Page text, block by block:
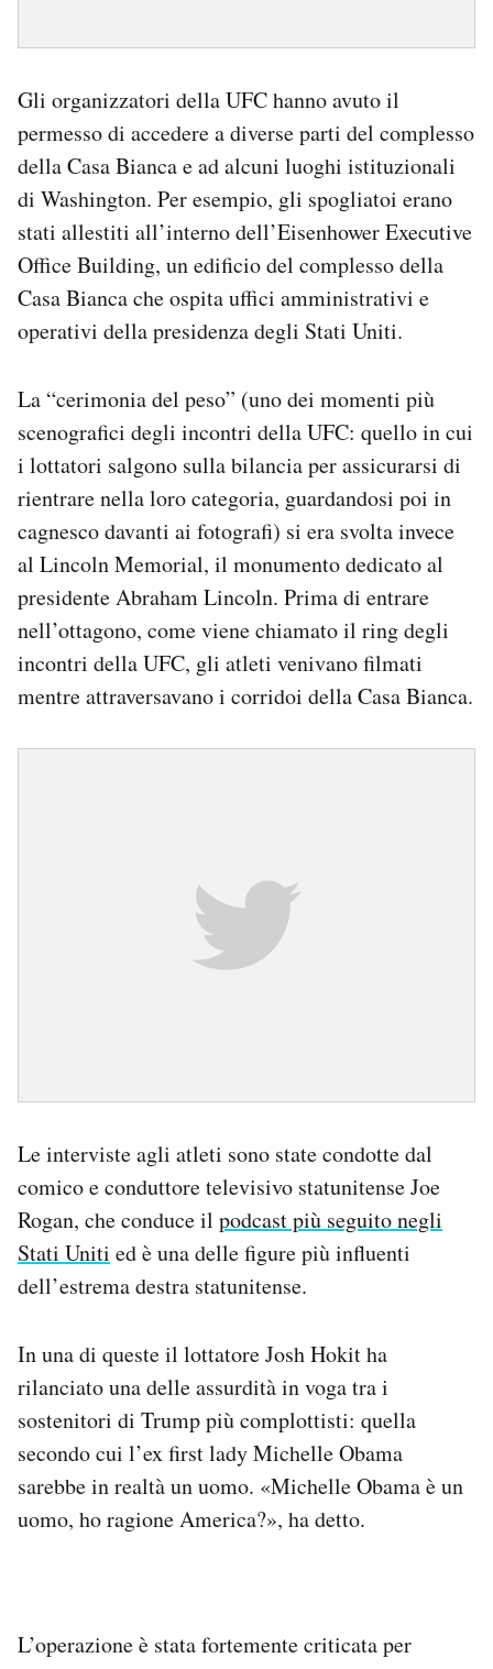
Gli organizzatori della UFC hanno avuto il
permesso di accedere a diverse parti del complesso
della Casa Bianca e ad alcuni luoghi istituzionali
di Washington. Per esempio, gli spogliatoi erano
stati allestiti all’interno dell’Eisenhower Executive
Office Building, un edificio del complesso della
Casa Bianca che ospita uffici amministrativi e
operativi della presidenza degli Stati Uniti.
La “cerimonia del peso” (uno dei momenti più
scenografici degli incontri della UFC: quello in cui
i lottatori salgono sulla bilancia per assicurarsi di
rientrare nella loro categoria, guardandosi poi in
cagnesco davanti ai fotografi) si era svolta invece
al Lincoln Memorial, il monumento dedicato al
presidente Abraham Lincoln. Prima di entrare
nell’ottagono, come viene chiamato il ring degli
incontri della UFC, gli atleti venivano filmati
mentre attraversavano i corridoi della Casa Bianca.
Le interviste agli atleti sono state condotte dal
comico e conduttore televisivo statunitense Joe
Rogan, che conduce il podcast più seguito negli
Stati Uniti ed è una delle figure più influenti
dell’estrema destra statunitense.
In una di queste il lottatore Josh Hokit ha
rilanciato una delle assurdità in voga tra i
sostenitori di Trump più complottisti: quella
secondo cui l’ex first lady Michelle Obama
sarebbe in realtà un uomo. «Michelle Obama è un
uomo, ho ragione America?», ha detto.
L’operazione è stata fortemente criticata per